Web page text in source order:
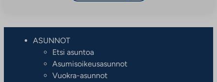
ASUNNOT
Etsi asuntoa
Asumisoikeusasunnot
Vuokra-asunnot